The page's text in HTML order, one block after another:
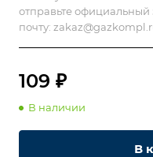
отправьте
почту:
109 ₽
В наличии
В